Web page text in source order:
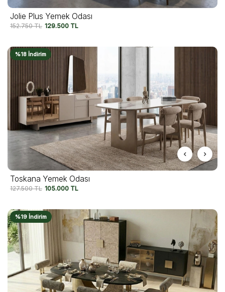
Jolie Plus Yemek Odası
152.750TL 129.500 TL
%18 İndirim
Toskana Yemek Odası
127.500TL 105.000 TL
%19 İndirim